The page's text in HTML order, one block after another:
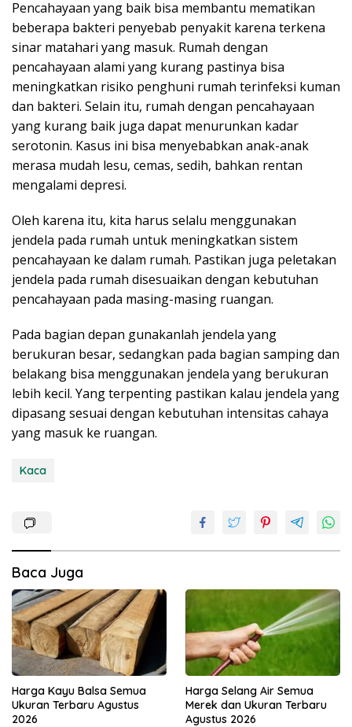
Pencahayaan yang baik bisa membantu mematikan
beberapa bakteri penyebab penyakit karena terkena
sinar matahari yang masuk. Rumah dengan
pencahayaan alami yang kurang pastinya bisa
meningkatkan risiko penghuni rumah terinfeksi kuman
dan bakteri. Selain itu, rumah dengan pencahayaan
yang kurang baik juga dapat menurunkan kadar
serotonin. Kasus ini bisa menyebabkan anak-anak
merasa mudah lesu, cemas, sedih, bahkan rentan
mengalami depresi.
Oleh karena itu, kita harus selalu menggunakan
jendela pada rumah untuk meningkatkan sistem
pencahayaan ke dalam rumah. Pastikan juga peletakan
jendela pada rumah disesuaikan dengan kebutuhan
pencahayaan pada masing-masing ruangan.
Pada bagian depan gunakanlah jendela yang
berukuran besar, sedangkan pada bagian samping dan
belakang bisa menggunakan jendela yang berukuran
lebih kecil. Yang terpenting pastikan kalau jendela yang
dipasang sesuai dengan kebutuhan intensitas cahaya
yang masuk ke ruangan.
Kaca
Baca Juga
Harga Kayu Balsa Semua
Ukuran Terbaru Agustus
2026
Harga Selang Air Semua
Merek dan Ukuran Terbaru
Agustus 2026